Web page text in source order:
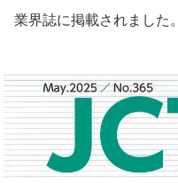
業界誌に掲載されました。